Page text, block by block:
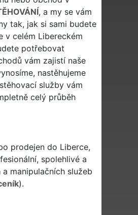
, a my se vám
tak, jak si sami budete
v celém Libereckém
potřebovat
vám zajistí naše
nastěhujeme
služby vám
celý průběh
prodejen do Liberce,
spolehlivé a
manipulačních služeb
).